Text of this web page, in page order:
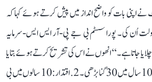
اپنی بات کو واضح انداز میں پیش کرتے ہوئے کہا کہ
اُن کی۔ پورا سسٹم بی جے پی-آر ایس ایس-سرمایہ
جاتا ہے۔‘‘ انھوں نے اس کی تشریح کرتے ہوئے بتایا
کہ ’’1. پیسہ: اڈانی کی آمدنی 10 سال میں 30 گنا بڑھی۔ 2. اقتدار: 10 سالوں میں بی